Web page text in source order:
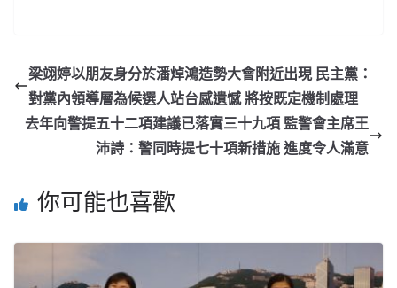
梁翊婷以朋友身分於潘焯鴻造勢大會附近出現 民主黨：
對黨內領導層為候選人站台感遺憾 將按既定機制處理
去年向警提五十二項建議已落實三十九項 監警會主席王
沛詩：警同時提七十項新措施 進度令人滿意
你可能也喜歡